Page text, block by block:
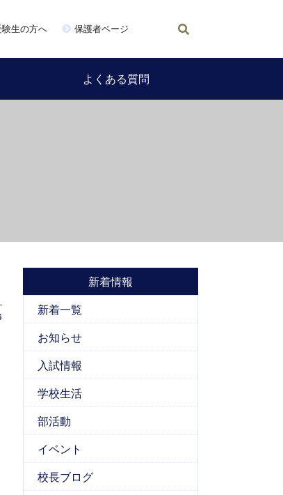
験生の方へ 保護者ページ
よくある質問
新着情報
新着一覧
お知らせ
入試情報
学校生活
部活動
イベント
校長ブログ